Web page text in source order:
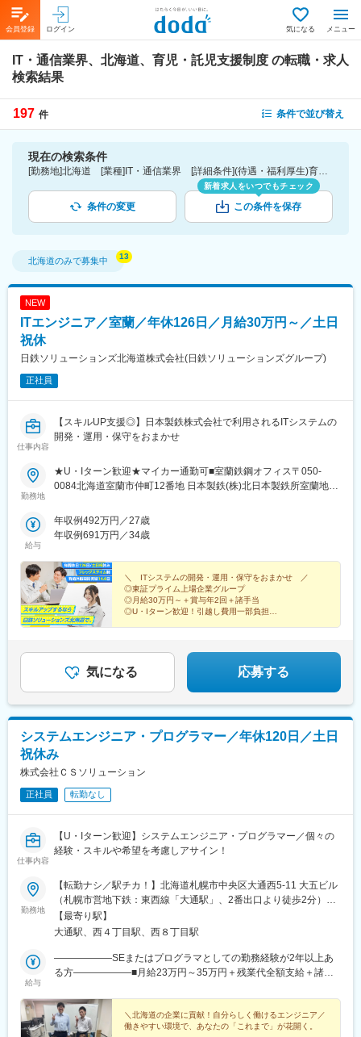
会員登録 ログイン 気になる メニュー
IT・通信業界、北海道、育児・託児支援制度 の転職・求人
検索結果
197 件 条件で並び替え
現在の検索条件
[勤務地]北海道 [業種]IT・通信業界 [詳細条件](待遇・福利厚生)育児・託児支援制度
条件の変更
新着求人をいつでもチェック
この条件を保存
北海道のみで募集中
NEW
ITエンジニア／室蘭／年休126日／月給30万円～／土日
祝休
日鉄ソリューションズ北海道株式会社(日鉄ソリューションズグループ)
正社員
仕事内容
【スキルUP支援◎】日本製鉄株式会社で利用されるITシステムの
開発・運用・保守をおまかせ
勤務地
★U・Iターン歓迎★マイカー通勤可■室蘭鉄鋼オフィス〒050‐
0084北海道室蘭市仲町12番地 日本製鉄(株)北日本製鉄所室蘭地区
★U・Iターン支援制度あり（引越し費用を一部会社が負担）【変
更の範囲】会社の定める場所：札幌、室蘭、東京、釜石、その他
（敷地内喫煙可能場所あり）
給与
年収例492万円／27歳
年収例691万円／34歳
＼ ITシステムの開発・運用・保守をおまかせ ／
◎東証プライム上場企業グループ
◎月給30万円～＋賞与年2回＋諸手当
◎U・Iターン歓迎！引越し費用一部負担
気になる 応募する
システムエンジニア・プログラマー／年休120日／土日
祝休み
株式会社ＣＳソリューション
正社員 転勤なし
仕事内容
【U・Iターン歓迎】システムエンジニア・プログラマー／個々の
経験・スキルや希望を考慮しアサイン！
勤務地
【転勤ナシ／駅チカ！】北海道札幌市中央区大通西5-11 大五ビル
（札幌市営地下鉄：東西線「大通駅」、2番出口より徒歩2分）※
クライアントによって、勤務地が異なります。場合によってはリ
モートワーク（在宅勤務）のケースもあります。※常駐勤務先は原
＞
【最寄り駅】
大通駅、西４丁目駅、西８丁目駅
給与
――――――SEまたはプログラマとしての勤務経験が2年以上あ
る方――――――■月給23万円～35万円＋残業代全額支給＋諸手
規定により決定・優遇＜想定月収＞月収26万5000円～40万4000
円程度を想定しています。※上記は初年度の想定月収であり経験・
資格などにも変動がございますので予めご了承くださいませ。※上
＼北海道の企業に貢献！自分らしく働けるエンジニア／
働きやすい環境で、あなたの「これまで」が花開く。